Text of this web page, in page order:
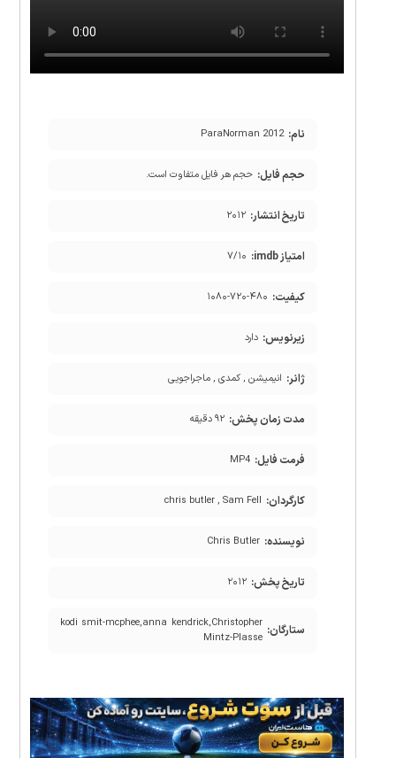
نام: ParaNorman 2012
حجم فایل: حجم هر فایل متفاوت است.
تاریخ انتشار: ۲۰۱۲
امتیاز imdb: ۷/۱۰
کیفیت: ۱۰۸۰-۷۲۰-۴۸۰
زیرنویس: دارد
ژانر: انیمیشن , کمدی , ماجراجویی
مدت زمان پخش: ۹۲ دقیقه
فرمت فایل: MP4
کارگردان: chris butler , Sam Fell
نویسنده: Chris Butler
تاریخ پخش: ۲۰۱۲
ستارگان: kodi smit-mcphee,anna kendrick,Christopher
Mintz-Plasse